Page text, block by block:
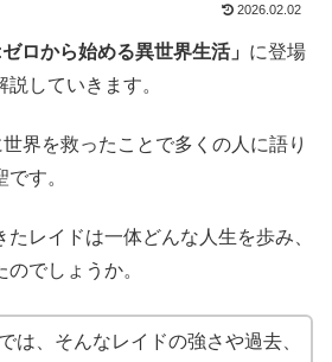
2026.02.02
ゼロから始める異世界生活」 に登場
説していきます。
界を救ったことで多くの人に語り
す。
レイドは一体どんな人生を歩み、
でしょうか。
は、そんなレイドの強さや過去、